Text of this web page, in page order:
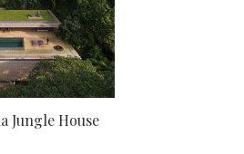
Jungle House